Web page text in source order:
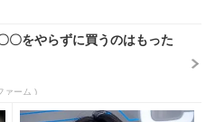
〇をやらずに買うのはもった
ァーム )